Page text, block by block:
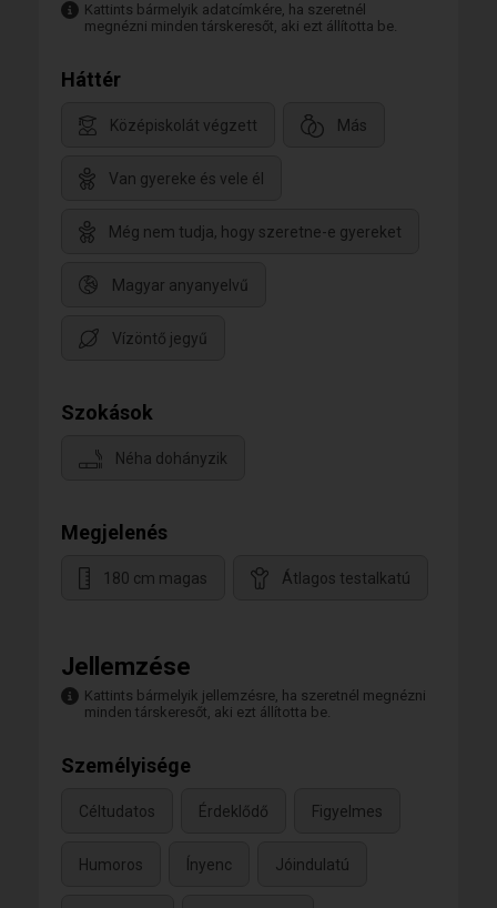
Kattints bármelyik adatcímkére, ha szeretnél
megnézni minden társkeresőt, aki ezt állította be.
Háttér
Középiskolát végzett Más
Van gyereke és vele él
Még nem tudja, hogy szeretne-e gyereket
Magyar anyanyelvű
Vízöntő jegyű
Szokások
Néha dohányzik
Megjelenés
180 cm magas Átlagos testalkatú
Jellemzése
Kattints bármelyik jellemzésre, ha szeretnél megnézni
minden társkeresőt, aki ezt állította be.
Személyisége
Céltudatos Érdeklődő Figyelmes
Humoros Ínyenc Jóindulatú